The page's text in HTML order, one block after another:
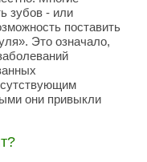
зубов - или
поставить
Это означало,
они привыкли